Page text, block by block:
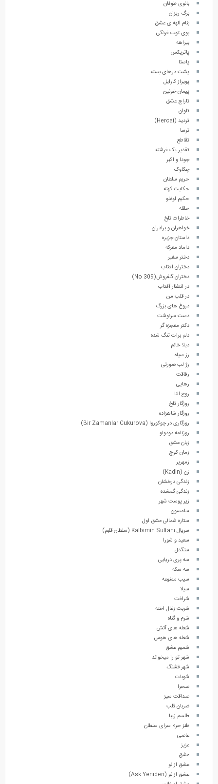
بانوی طوفان
برگ ریزان
بنام الهه ی عشق
بوی توت فرنگی
بیراهه
پاتریکس
پاستا
پشت درهای بسته
پویراز کارایل
پیمان خونین
تاراج عشق
تاوان
تردید (Hercai)
ترسا
تقاطع
تقدیر یک فرشته
جودا و اکبر
چکاوک
حریم سلطان
حکایت کهنه
حکیم اوغلو
حلقه
خاطرات تلخ
خواهران و برادران
داستان جزیره
داماد معرکه
دختر سفیر
دختران افتاب
دختران گلفروش(No 309)
در انتظار آفتاب
در قلب من
دروغ های بزرگ
دست سرنوشت
دکتر معجزه گر
دلم برات تنگ شده
دیلا خانم
رز سیاه
رژ لب صورتی
رفاقت
رهایی
روح النا
روزگار تلخ
روزگار شاهزاده
روزگاری در چوکوروا (Bir Zamanlar Cukurova)
روزنامه دودولو
زبان عشق
زمان کوچ
زمهریر
زن (Kadin)
زندگی درخشان
زندگی گمشده
زیر پوست شهر
سامسون
ستاره شمالی عشق اول
سریال Kalbimin Sultanı (سلطان قلبم)
سعید و شورا
سنگدل
سه پری دریایی
سه سکه
سیب ممنوعه
سیلا
شرافت
شربت زغال اخته
شرم و گناه
شعله های آتش
شعله های هوس
شمیم عشق
شهر تو را میخواند
شهر قشنگ
شوبات
صحرا
صداقت سیز
ضربان قلب
طلسم زیبا
طنز حرم سرای سلطان
عاصی
عزیز
عشق
عشق از نو
عشق از نو (Ask Yeniden)